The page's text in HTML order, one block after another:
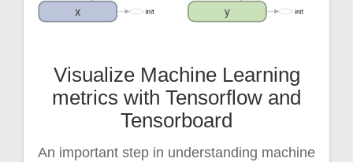
Visualize Machine Learning
metrics with Tensorflow and
Tensorboard
An important step in understanding machine